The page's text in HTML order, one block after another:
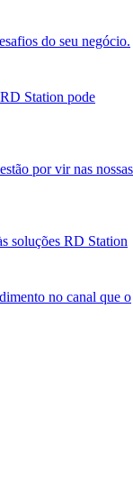
do seu negócio.
Station pode
por vir nas nossas
soluções RD Station
no canal que o